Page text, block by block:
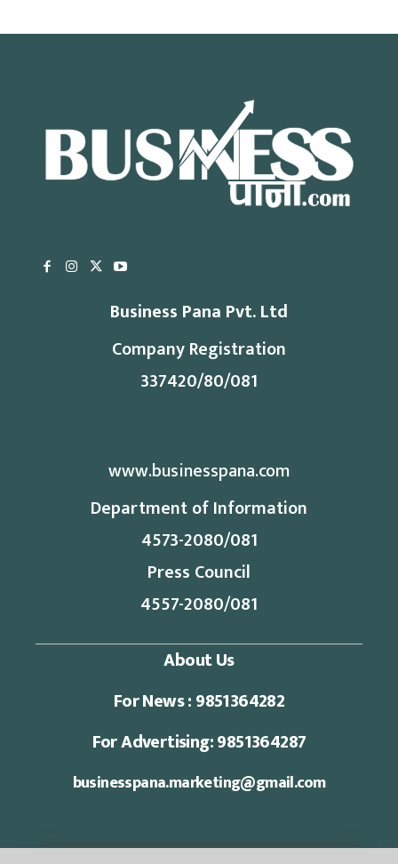
Business Pana Pvt. Ltd
Company Registration
337420/80/081
www.businesspana.com
Department of Information
4573-2080/081
Press Council
4557-2080/081
About Us
For News : 9851364282
For Advertising: 9851364287
businesspana.marketing@gmail.com